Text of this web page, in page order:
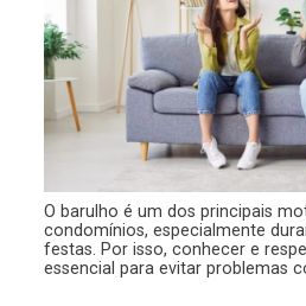
O barulho é um dos principais
condomínios, especialmente
festas. Por isso, conhecer e
essencial para evitar problemas